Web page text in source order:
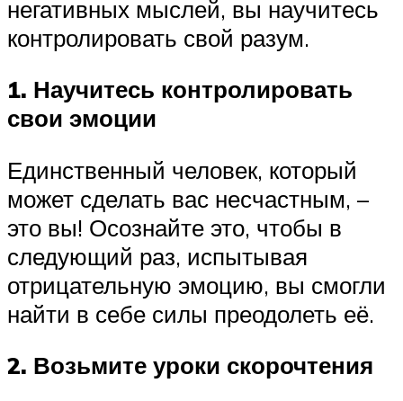
негативных мыслей, вы научитесь
контролировать свой разум.
1. Научитесь контролировать
свои эмоции
Единственный человек, который
может сделать вас несчастным, –
это вы! Осознайте это, чтобы в
следующий раз, испытывая
отрицательную эмоцию, вы смогли
найти в себе силы преодолеть её.
2. Возьмите уроки скорочтения